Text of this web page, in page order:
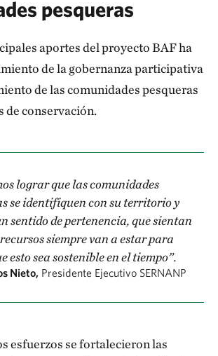
pesqueras
aportes del proyecto BAF ha
de la gobernanza participativa
de las comunidades pesqueras
de conservación.
lograr que las comunidades
se identifiquen con su territorio y
sentido de pertenencia, que sientan
recursos siempre van a estar para
esto sea sostenible en el tiempo”.
Nieto, Presidente Ejecutivo SERNANP
esfuerzos se fortalecieron las